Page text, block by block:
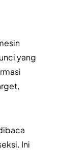
yang
Ini